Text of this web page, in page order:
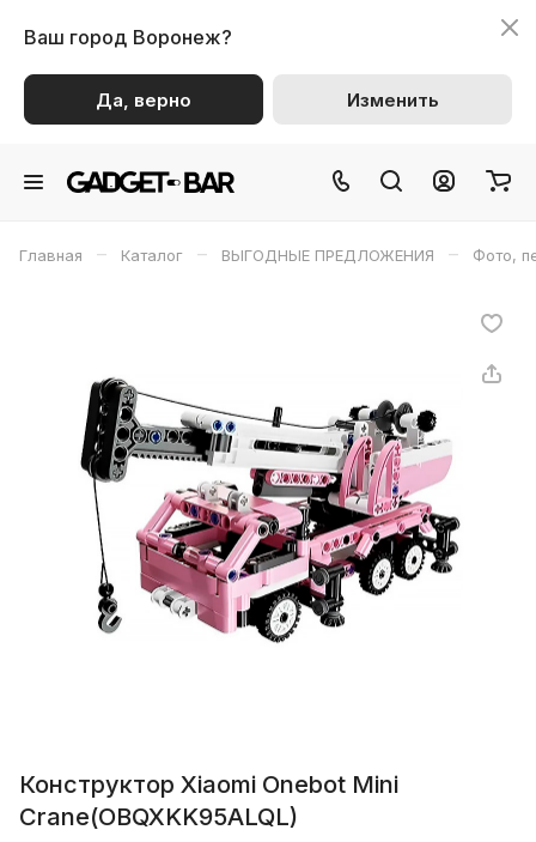
Ваш город Воронеж?
Да, верно Изменить
Главная – Каталог – ВЫГОДНЫЕ ПРЕДЛОЖЕНИЯ – Фото,
Конструктор Xiaomi Onebot Mini
Crane(OBQXKK95ALQL)